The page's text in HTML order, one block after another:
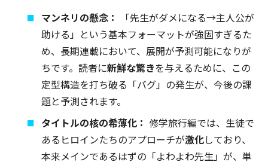
マンネリの懸念：
「先生がダメになる→主人公が
助ける」という基本フォーマットが強固すぎるた
め、長期連載において、展開が予測可能になりが
ちです。読者に新鮮な驚きを与えるために、この
定型構造を打ち破る「バグ」の発生が、今後の課
題と予測されます。
タイトルの核の希薄化： 修学旅行編では、生徒で
あるヒロインたちのアプローチが激化しており、
本来メインであるはずの「よわよわ先生」が、単